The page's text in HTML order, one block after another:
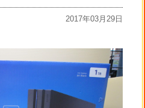
2017年03月29日